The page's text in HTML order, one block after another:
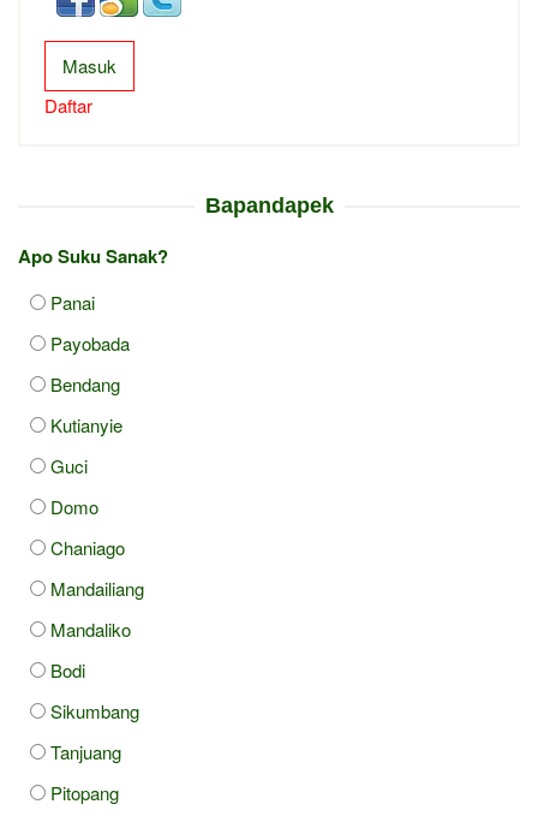
Masuk
Daftar
Bapandapek
Apo Suku Sanak?
Panai
Payobada
Bendang
Kutianyie
Guci
Domo
Chaniago
Mandailiang
Mandaliko
Bodi
Sikumbang
Tanjuang
Pitopang